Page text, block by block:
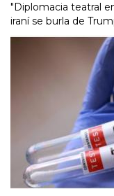
"Diplomacia teatral
iraní se burla de